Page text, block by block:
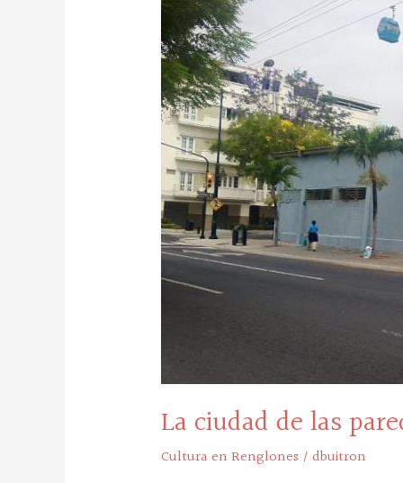
La ciudad de las
Cultura en Renglones / dbuitron